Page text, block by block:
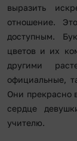
выразить
отношение.
доступным.
цветов и их
другими
официальные,
Они прекрасно
сердце
учителю.